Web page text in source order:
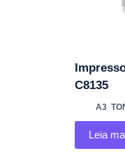
C8135
A3 ,
Leia